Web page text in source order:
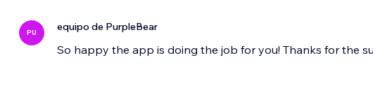
PU equipo de PurpleBear
So happy the app is doing the job for you! Thanks for the